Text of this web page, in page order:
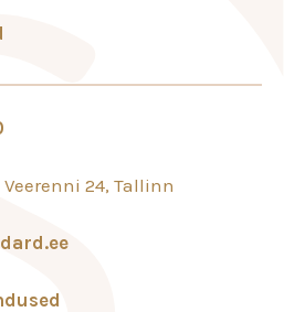
Veerenni 24, Tallinn